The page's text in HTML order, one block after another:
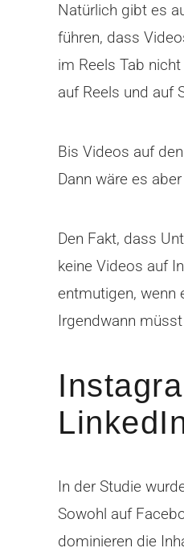
Natürlich gibt es
führen, dass
im Reels Tab
auf Reels und auf
Bis Videos auf
Dann wäre es
Den Fakt, dass
keine Videos auf
entmutigen, wenn
Irgendwann
In der Studie
Sowohl auf
dominieren die